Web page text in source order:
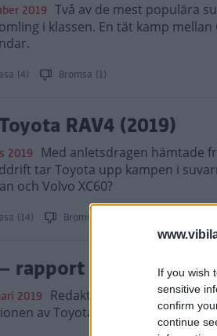
If you wish
sensitive
confirm
continue
2019 Två av de mest populära
i klassen. En tät kamp
(4) Bromsa (1)
RAV4 (2019)
2019 Med anletsdragen hämtade
tar Toyota upp kampen i
och Volvo XC60?
(14) Bromsa (6)
rapport från
2019
Redaktionen skickade ner
av Toyota RAV4. Se video